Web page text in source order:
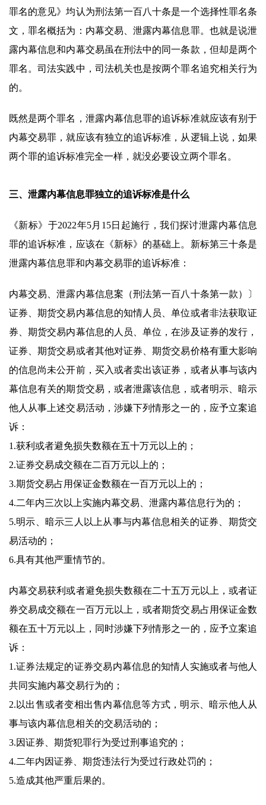
罪名的意见》均认为刑法第一百八十条是一个选择性罪名条
文，罪名概括为：内幕交易、泄露内幕信息罪。也就是说泄
露内幕信息和内幕交易虽在刑法中的同一条款，但却是两个
罪名。司法实践中，司法机关也是按两个罪名追究相关行为
的。
既然是两个罪名，泄露内幕信息罪的追诉标准就应该有别于
内幕交易罪，就应该有独立的追诉标准，从逻辑上说，如果
两个罪的追诉标准完全一样，就没必要设立两个罪名。
三、泄露内幕信息罪独立的追诉标准是什么
《新标》于2022年5月15日起施行，我们探讨泄露内幕信息
罪的追诉标准，应该在《新标》的基础上。新标第三十条是
泄露内幕信息罪和内幕交易罪的追诉标准：
内幕交易、泄露内幕信息案（刑法第一百八十条第一款）〕
证券、期货交易内幕信息的知情人员、单位或者非法获取证
券、期货交易内幕信息的人员、单位，在涉及证券的发行，
证券、期货交易或者其他对证券、期货交易价格有重大影响
的信息尚未公开前，买入或者卖出该证券，或者从事与该内
幕信息有关的期货交易，或者泄露该信息，或者明示、暗示
他人从事上述交易活动，涉嫌下列情形之一的，应予立案追
诉：
1.获利或者避免损失数额在五十万元以上的；
2.证券交易成交额在二百万元以上的；
3.期货交易占用保证金数额在一百万元以上的；
4.二年内三次以上实施内幕交易、泄露内幕信息行为的；
5.明示、暗示三人以上从事与内幕信息相关的证券、期货交
易活动的；
6.具有其他严重情节的。
内幕交易获利或者避免损失数额在二十五万元以上，或者证
券交易成交额在一百万元以上，或者期货交易占用保证金数
额在五十万元以上，同时涉嫌下列情形之一的，应予立案追
诉：
1.证券法规定的证券交易内幕信息的知情人实施或者与他人
共同实施内幕交易行为的；
2.以出售或者变相出售内幕信息等方式，明示、暗示他人从
事与该内幕信息相关的交易活动的；
3.因证券、期货犯罪行为受过刑事追究的；
4.二年内因证券、期货违法行为受过行政处罚的；
5.造成其他严重后果的。